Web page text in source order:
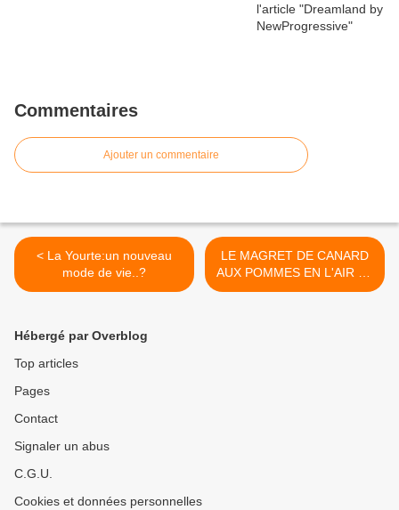
Commentaires
Ajouter un commentaire
< La Yourte:un nouveau
mode de vie..?
LE MAGRET DE CANARD
AUX POMMES EN L'AIR ET
COULIS DE CASSIS(façon
Hébergé par Overblog
Top articles
Pages
Contact
Signaler un abus
C.G.U.
Cookies et données personnelles